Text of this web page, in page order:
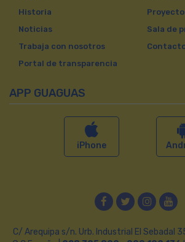
Historia
Noticias
Trabaja con nosotros
Portal de transparencia
Sala de
APP GUAGUAS
iPhone
FacebookTwitter
C/ Arequipa s/n. Urb. Industrial El Sebadal